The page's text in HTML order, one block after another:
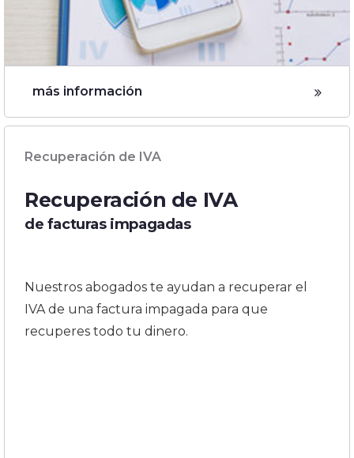
más información
Recuperación de IVA
Recuperación de IVA
de facturas impagadas
Nuestros abogados te ayudan a recuperar el
IVA de una factura impagada para que
recuperes todo tu dinero.